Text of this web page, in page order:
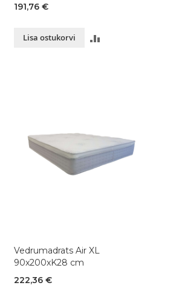
191,76 €
Lisa ostukorvi
Vedrumadrats Air XL
90x200xK28 cm
222,36 €